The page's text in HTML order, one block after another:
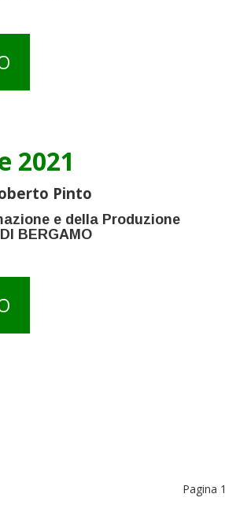
2021
Pinto
e della Produzione
BERGAMO
Pagina